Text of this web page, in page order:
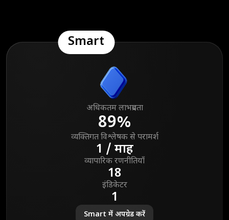
Smart
अधिकतम लाभप्रदता
89%
व्यक्तिगत विश्लेषक से परामर्श
1 / माह
व्यापारिक रणनीतियाँ
18
इंडिकेटर
1
Smart में अपग्रेड करें